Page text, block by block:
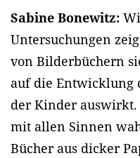
Sabine Bonewitz:
Untersuchungen
von Bilderbüchern
auf die Entwicklung
der Kinder
mit allen Sinnen
Bücher aus dicker